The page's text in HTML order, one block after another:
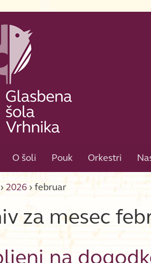
O šoli Pouk Orkestri
› 2026 › februar
za mesec
na